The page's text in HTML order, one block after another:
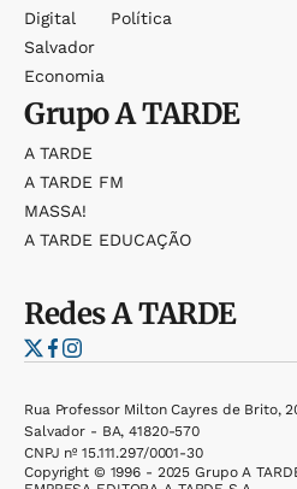
Digital
Salvador
Economia
Política
GrupoA TARDE
A TARDE
A TARDE FM
MASSA!
A TARDE EDUCAÇÃO
RedesA TARDE
Rua Professor Milton Cayres de Brito,
Salvador - BA, 41820-570
CNPJ nº 15.111.297/0001-30
Copyright © 1996 - 2025 Grupo A